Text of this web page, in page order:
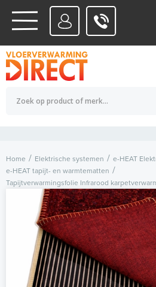
WATERSYSTEMEN
ELEKTRISCHE SYSTEMENTotaalbedrag (incl. BTW)
Home Elektrische systemen
e-HEAT
e-HEAT tapijt- en warmtematten
Tapijtverwarmingsfolie Infrarood